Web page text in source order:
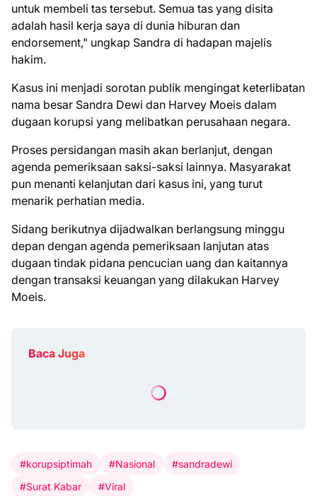
untuk membeli tas tersebut. Semua tas yang disita
adalah hasil kerja saya di dunia hiburan dan
endorsement," ungkap Sandra di hadapan majelis
hakim.
Kasus ini menjadi sorotan publik mengingat keterlibatan
nama besar Sandra Dewi dan Harvey Moeis dalam
dugaan korupsi yang melibatkan perusahaan negara.
Proses persidangan masih akan berlanjut, dengan
agenda pemeriksaan saksi-saksi lainnya. Masyarakat
pun menanti kelanjutan dari kasus ini, yang turut
menarik perhatian media.
Sidang berikutnya dijadwalkan berlangsung minggu
depan dengan agenda pemeriksaan lanjutan atas
dugaan tindak pidana pencucian uang dan kaitannya
dengan transaksi keuangan yang dilakukan Harvey
Moeis.
Baca Juga
#korupsiptimah #Nasional
#sandradewi
#Surat Kabar
#Viral